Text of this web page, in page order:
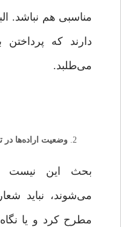
مناسبی هم نباشد.
دارند که
می‌طلبد.
وضعیت اراده‌ها
بحث این نیست
می‌شوند، نباید
مطرح کرد و یا